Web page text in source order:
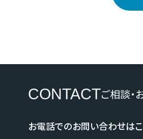
CONTACTご相談・
お電話でのお問い合わせは